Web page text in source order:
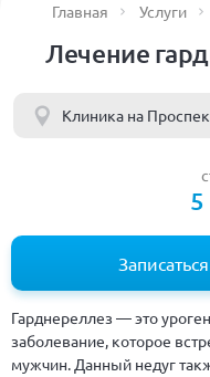
Главная Услуги
Лечение
Клиника на
5
Гарднереллез — это
заболевание, которое
мужчин. Данный недуг